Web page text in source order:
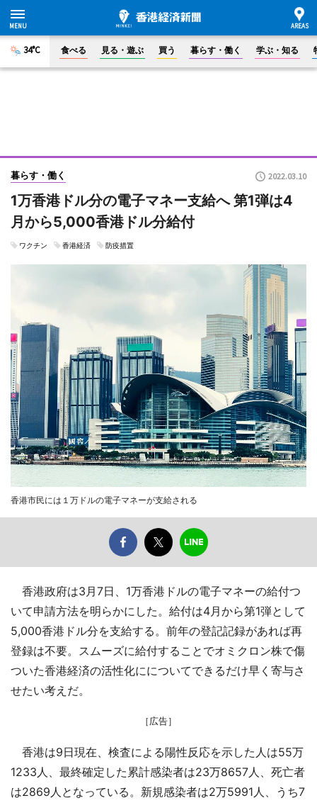
34°C 食べる 見る・遊ぶ 買う 暮らす・働く 学ぶ・知る
暮らす・働く 2022.03.10
1万香港ドル分の電子マネー支給へ 第1弾は4
月から5,000香港ドル分給付
ワクチン 香港経済 防疫措置
香港市民には１万ドルの電子マネーが支給される
香港政府は3月7日、1万香港ドルの電子マネーの給付つ
いて申請方法を明らかにした。給付は4月から第1弾として
5,000香港ドル分を支給する。前年の登記記録があれば再
登録は不要。スムーズに給付することでオミクロン株で傷
ついた香港経済の活性化にについてできるだけ早く寄与さ
せたい考えだ。
［広告］
香港は9日現在、検査による陽性反応を示した人は55万
1233人、最終確定した累計感染者は23万8657人、死亡者
は2869人となっている。新規感染者は2万5991人、うち7